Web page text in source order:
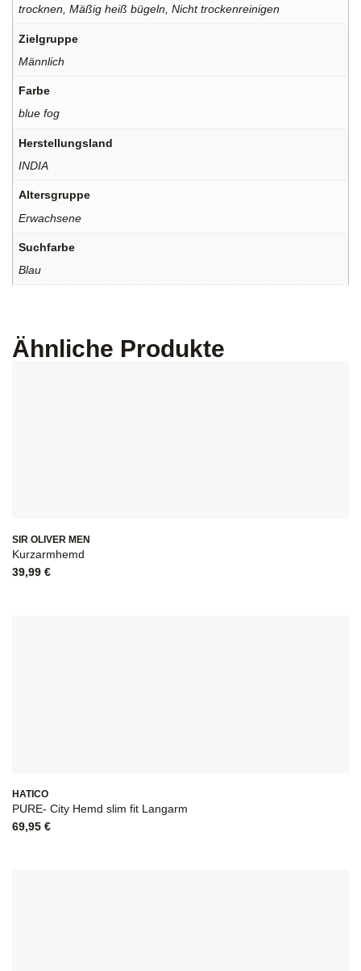
trocknen, Mäßig heiß bügeln, Nicht trockenreinigen
Zielgruppe
Männlich
Farbe
blue fog
Herstellungsland
INDIA
Altersgruppe
Erwachsene
Suchfarbe
Blau
Ähnliche Produkte
SIR OLIVER MEN
Kurzarmhemd
39,99 €
HATICO
PURE- City Hemd slim fit Langarm
69,95 €